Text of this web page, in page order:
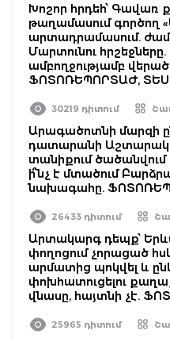
Խոշոր հրդեհ՝
թաղամասում գործող
արտադրամասում.
Մարտունու
ամբողջությամբ
ՖՈՏՈՌԵՊՈՐՏԱԺ,
30219 դիտում
Արագածոտնի մարզի
դատարանի
տանիքում ծածանվում
ի՞նչ է մտածում
նախագահը.
26433 դիտում
Արտակարգ դեպք՝
փողոցում չորացած
արմատից պոկվել և
փոխհատուցելու
վնասը, հայտնի չէ.
25965 դիտում